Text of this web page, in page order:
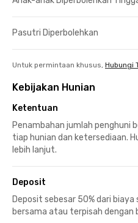
Pasutri Diperbolehkan
Untuk permintaan khusus, Hubungi
Kebijakan Hunian
Ketentuan
Penambahan jumlah penghuni
tiap hunian dan ketersediaan.
lebih lanjut.
Deposit
Deposit sebesar 50% dari
bersama atau terpisah dengan